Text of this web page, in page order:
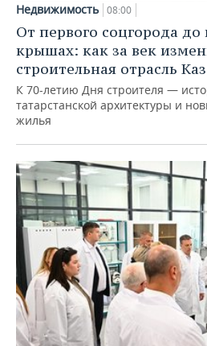
Недвижимость 08:00
От первого соцгорода до
крышах: как за век
строительная отрасль
К 70-летию Дня строителя —
татарстанской архитектуры и
жилья